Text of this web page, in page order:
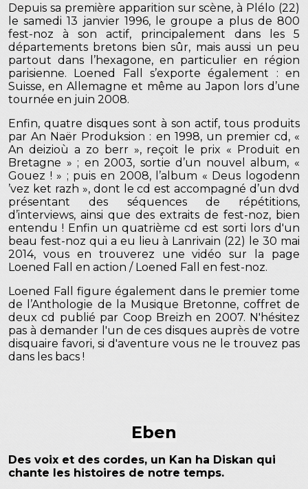
Depuis sa première apparition sur scène, à Plélo (22)
le samedi 13 janvier 1996, le groupe a plus de 800
fest-noz à son actif, principalement dans les 5
départements bretons bien sûr, mais aussi un peu
partout dans l’hexagone, en particulier en région
parisienne. Loened Fall s’exporte également : en
Suisse, en Allemagne et même au Japon lors d’une
tournée en juin 2008.
Enfin, quatre disques sont à son actif, tous produits
par An Naër Produksion : en 1998, un premier cd, «
An deizioù a zo berr », reçoit le prix « Produit en
Bretagne » ; en 2003, sortie d’un nouvel album, «
Gouez ! » ; puis en 2008, l’album « Deus logodenn
’vez ket razh », dont le cd est accompagné d’un dvd
présentant des séquences de répétitions,
d’interviews, ainsi que des extraits de fest-noz, bien
entendu ! Enfin un quatrième cd est sorti lors d'un
beau fest-noz qui a eu lieu à Lanrivain (22) le 30 mai
2014, vous en trouverez une vidéo sur la page
Loened Fall en action / Loened Fall en fest-noz.
Loened Fall figure également dans le premier tome
de l’Anthologie de la Musique Bretonne, coffret de
deux cd publié par Coop Breizh en 2007. N'hésitez
pas à demander l'un de ces disques auprès de votre
disquaire favori, si d'aventure vous ne le trouvez pas
dans les bacs !
Eben
Des voix et des cordes, un Kan ha Diskan qui
chante les histoires de notre temps.